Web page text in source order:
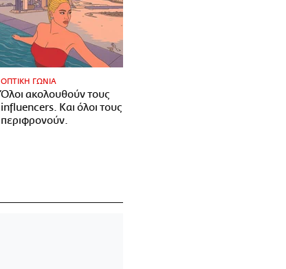
ΟΠΤΙΚΗ ΓΩΝΙΑ
Όλοι ακολουθούν τους
influencers. Και όλοι τους
περιφρονούν.